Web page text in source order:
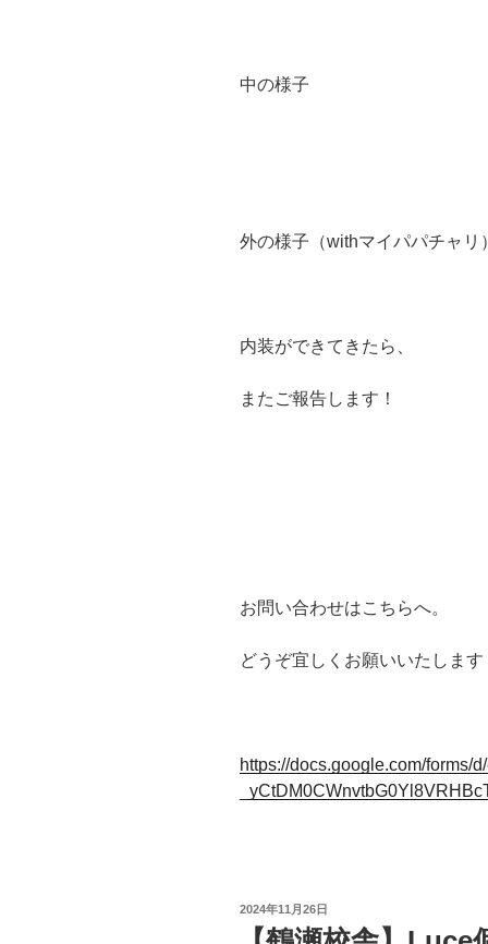
中の様子
外の様子（withマイパパチャリ
内装ができてきたら、
またご報告します！
お問い合わせはこちらへ。
どうぞ宜しくお願いいたします
https://docs.google.com/forms/
投
2024年11月26日